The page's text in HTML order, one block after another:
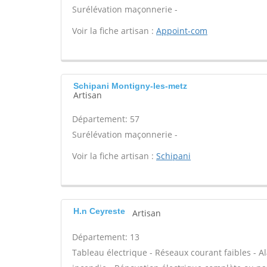
Surélévation maçonnerie -
Voir la fiche artisan : Appoint-com
Schipani Montigny-les-metz
Artisan
Département: 57
Surélévation maçonnerie -
Voir la fiche artisan : Schipani
H.n Ceyreste Artisan
Département: 13
Tableau électrique - Réseaux courant faibles -